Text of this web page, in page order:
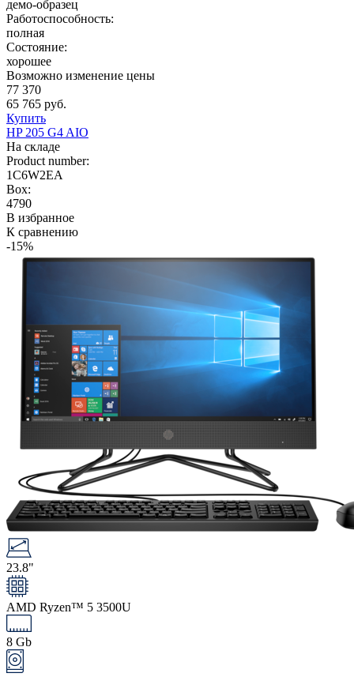
демо-образец
Работоспособность:
полная
Состояние:
хорошее
Возможно изменение цены
77 370
65 765 руб.
Купить
HP 205 G4 AIO
На складе
Product number:
1C6W2EA
Box:
4790
В избранное
К сравнению
-15%
23.8"
AMD Ryzen™ 5 3500U
8 Gb